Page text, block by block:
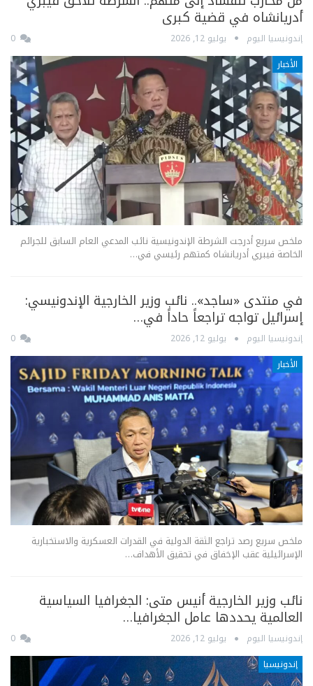
أدريانشاه في قضية كبرى
إندونيسيا اليوم يوليو 12, 2026
الأخبار
ملخص سريع أدرجت الشرطة الإندونيسية نائب المدعي العام السابق للجرائم
الخاصة فيبري أدريانشاه كمتهم رئيسي في…
في منتدى «ساجد».. نائب وزير الخارجية الإندونيسي:
إسرائيل تواجه تراجعاً حاداً في…
إندونيسيا اليوم يوليو 12, 2026
الأخبار
ملخص سريع رصد تراجع الثقة الدولية في القدرات العسكرية والاستخبارية
الإسرائيلية عقب الإخفاق في تحقيق الأهداف…
نائب وزير الخارجية أنيس متى: الجغرافيا السياسية
العالمية يحددها عامل الجغرافيا…
إندونيسيا اليوم يوليو 12, 2026
إندونيسيا